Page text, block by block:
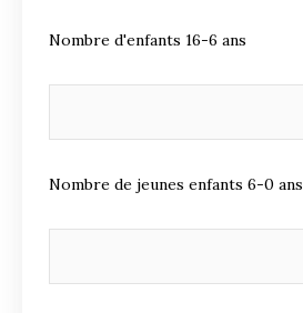
Nombre d'enfants 16-6 ans
Nombre de jeunes enfants 6-0 ans